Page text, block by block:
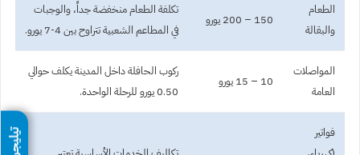
الطعام
والبقالة
150 – 200 يورو
تكلفة الطعام منخفضة جداً، والوجبات
في المطاعم الشعبية تتراوح بين 4-7 يورو.
المواصلات
العامة
10 – 15 يورو
ركوب الحافلة داخل المدينة يكلف حوالي
0.50 يورو للرحلة الواحدة.
فواتير